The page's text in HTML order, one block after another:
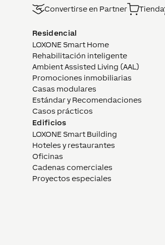
Convertirse en Partner Tienda
Residencial
LOXONE Smart Home
Rehabilitación inteligente
Ambient Assisted Living (AAL)
Promociones inmobiliarias
Casas modulares
Estándar y Recomendaciones
Casos prácticos
Edificios
LOXONE Smart Building
Hoteles y restaurantes
Oficinas
Cadenas comerciales
Proyectos especiales